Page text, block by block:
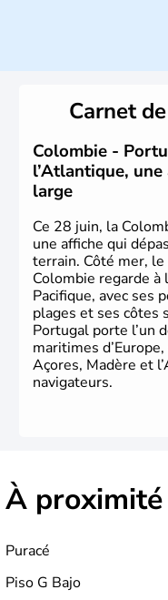
Histoire et
en 1538, qui est
le premier
par la proclamation
une République
Carnet
Colombie -
l’Atlantique,
large
Ce 28 juin, la
une affiche qui
terrain. Côté mer,
Colombie regarde
Pacifique, avec ses
plages et ses côtes
Portugal porte l’un
maritimes
Açores, Madère et
navigateurs.
À
Puracé
Piso G Bajo